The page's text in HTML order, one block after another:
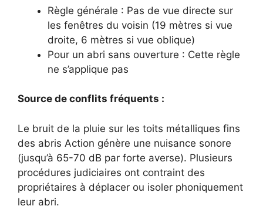
Règle générale : Pas de vue directe sur
les fenêtres du voisin (19 mètres si vue
droite, 6 mètres si vue oblique)
Pour un abri sans ouverture : Cette règle
ne s’applique pas
Source de conflits fréquents :
Le bruit de la pluie sur les toits métalliques fins
des abris Action génère une nuisance sonore
(jusqu’à 65-70 dB par forte averse). Plusieurs
procédures judiciaires ont contraint des
propriétaires à déplacer ou isoler phoniquement
leur abri.